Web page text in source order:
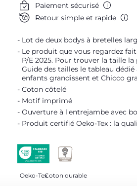
Paiement sécurisé
Retour simple et rapide
Lot de deux bodys à bretelles
Le produit que vous regardez
P/E 2025. Pour trouver la taille
Guide des tailles le tableau
enfants grandissent et Chicco
Coton côtelé
Motif imprimé
Ouverture à l'entrejambe avec
Produit certifié Oeko-Tex : la
Oeko-TexCoton durable